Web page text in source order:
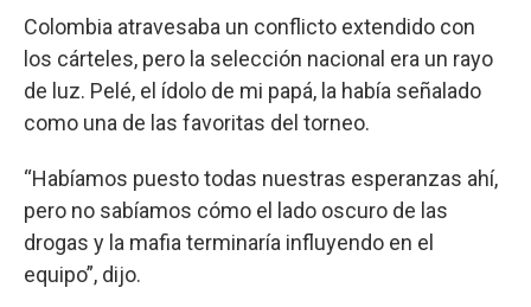
Colombia atravesaba un conflicto extendido con
los cárteles, pero la selección nacional era un rayo
de luz. Pelé, el ídolo de mi papá, la había señalado
como una de las favoritas del torneo.
“Habíamos puesto todas nuestras esperanzas ahí,
pero no sabíamos cómo el lado oscuro de las
drogas y la mafia terminaría influyendo en el
equipo”, dijo.